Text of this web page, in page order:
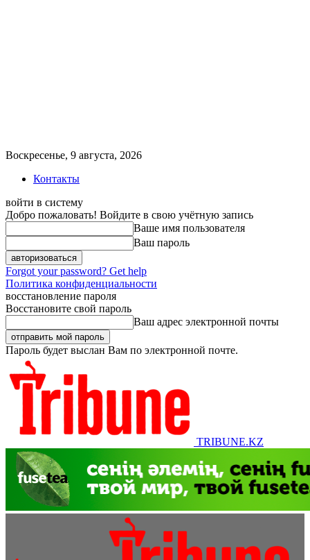
Воскресенье, 9 августа, 2026
Контакты
войти в систему
Добро пожаловать! Войдите в свою учётную запись
Ваше имя пользователя
Ваш пароль
Forgot your password? Get help
Политика конфиденциальности
восстановление пароля
Восстановите свой пароль
Ваш адрес электронной почты
Пароль будет выслан Вам по электронной почте.
TRIBUNE.KZ